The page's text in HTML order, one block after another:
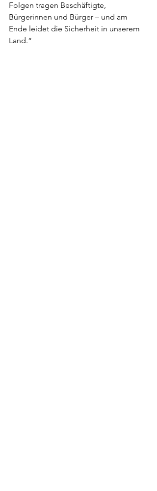
Folgen tragen Beschäftigte,
Bürgerinnen und Bürger – und am
Ende leidet die Sicherheit in unserem
Land.“